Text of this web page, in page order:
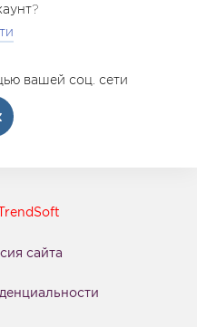
вашей соц. сети
сайта